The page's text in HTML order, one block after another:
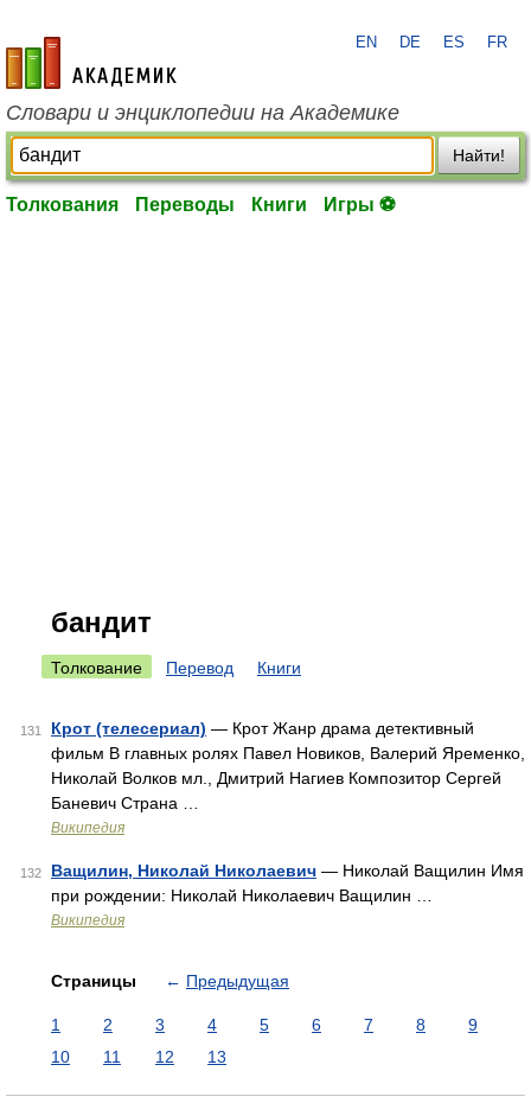
academic.ru
EN DE ES FR
Словари и энциклопедии на Академике
Найти!
Толкования Переводы Книги Игры ⚽
бандит
Толкование Перевод Книги
131 Крот (телесериал) — Крот Жанр драма детективный
фильм В главных ролях Павел Новиков, Валерий Яременко,
Николай Волков мл., Дмитрий Нагиев Композитор Сергей
Баневич Страна …
Википедия
132 Ващилин, Николай Николаевич — Николай Ващилин Имя
при рождении: Николай Николаевич Ващилин …
Википедия
Страницы ← Предыдущая
1 2 3 4 5 6 7 8
9
10
11 12 13